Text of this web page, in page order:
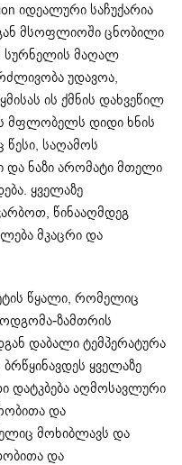
იდეალური საჩუქარია
მსოფლიოში ცნობილი
სურნელის მაღალ
უდავოა,
ის ქმნის დახვეწილ
მფლობელს დიდი ხნის
წესი, საღამოს
ნაზი არომატი მთელი
ყველაზე
წინააღმდეგ
მკაცრი და
წყალი, რომელიც
ზამთრის
დაბალი ტემპერატურა
ყველაზე
დატკბება აღმოსავლური
და
მოხიბლავს და
და